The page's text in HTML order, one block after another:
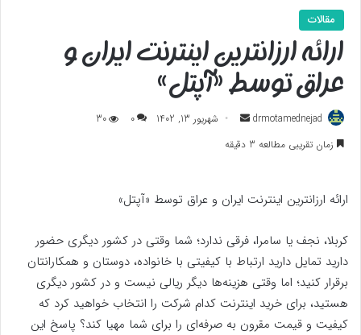
مقالات
ارائه ارزانترین اینترنت ایران و
عراق توسط «آپتل»
drmotamednejad
ارسال
به
شهریور 13, 1402 0
30
زمان تقریبی مطالعه 3 دقیقه
ارائه ارزانترین اینترنت ایران و عراق توسط «آپتل»
کربلا، نجف یا سامرا، فرقی ندارد؛ شما وقتی در کشور دیگری حضور
دارید تمایل دارید ارتباط با کیفیتی با خانواده، دوستان و همکارانتان
برقرار کنید؛ اما وقتی هزینه‌ها دیگر ریالی نیست و در کشور دیگری
هستید، برای خرید اینترنت کدام شرکت را انتخاب خواهید کرد که
کیفیت و قیمت مقرون به صرفه‌ای را برای شما مهیا کند؟ پاسخ این